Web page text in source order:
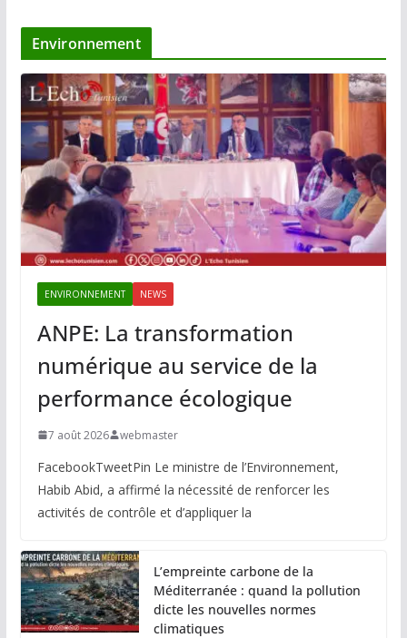
Environnement
ENVIRONNEMENT NEWS
ANPE: La transformation
numérique au service de la
performance écologique
7 août 2026 webmaster
FacebookTweetPin Le ministre de l’Environnement,
Habib Abid, a affirmé la nécessité de renforcer les
activités de contrôle et d’appliquer la
L’empreinte carbone de la
Méditerranée : quand la pollution
dicte les nouvelles normes
climatiques